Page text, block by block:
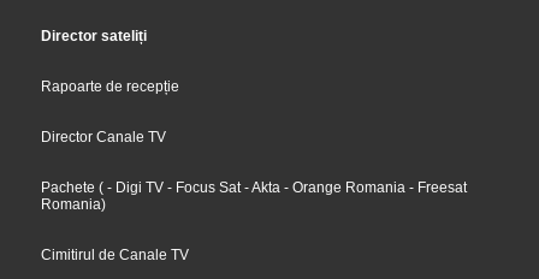
Director sateliți
Rapoarte de recepție
Director Canale TV
Pachete (- Digi TV - Focus Sat - Akta - Orange Romania - Freesat
Romania)
Cimitirul de Canale TV